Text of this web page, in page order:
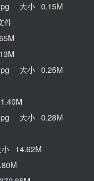
大小 0.15M
件
大小 0.25M
大小 0.28M
14.62M